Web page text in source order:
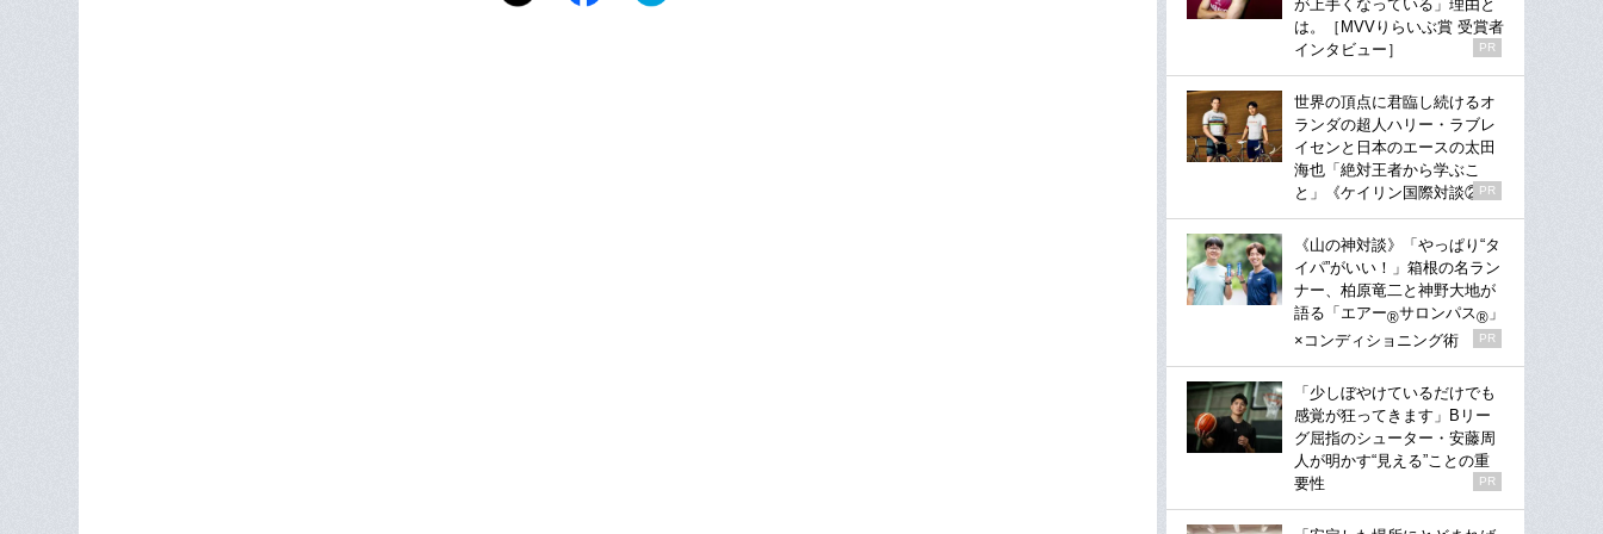
が上手くなっている」理由と
は。［MVVりらいぶ賞 受賞者
インタビュー］
PR
世界の頂点に君臨し続けるオ
ランダの超人ハリー・ラブレ
イセンと日本のエースの太田
海也「絶対王者から学ぶこ
と」《ケイリン国際対談②》
PR
《山の神対談》「やっぱり“タ
イパ”がいい！」箱根の名ラン
ナー、柏原竜二と神野大地が
語る「エアー®サロンパス® 」
×コンディショニング術
PR
「少しぼやけているだけでも
感覚が狂ってきます」Bリー
グ屈指のシューター・安藤周
人が明かす“見える”ことの重
要性
PR